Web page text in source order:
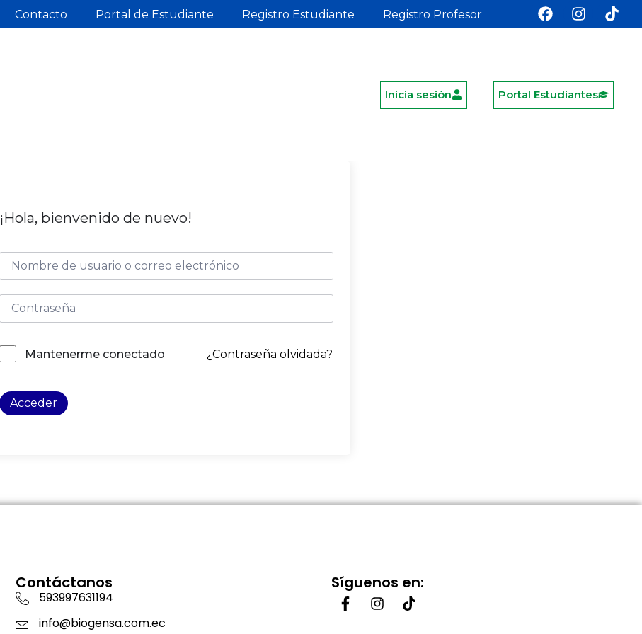
Contacto Portal de Estudiante Registro Estudiante Registro Profesor
Inicia sesión Portal Estudiantes
¡Hola, bienvenido de nuevo!
Mantenerme conectado ¿Contraseña olvidada?
Acceder
Contáctanos
593997631194
info@biogensa.com.ec
Síguenos en: